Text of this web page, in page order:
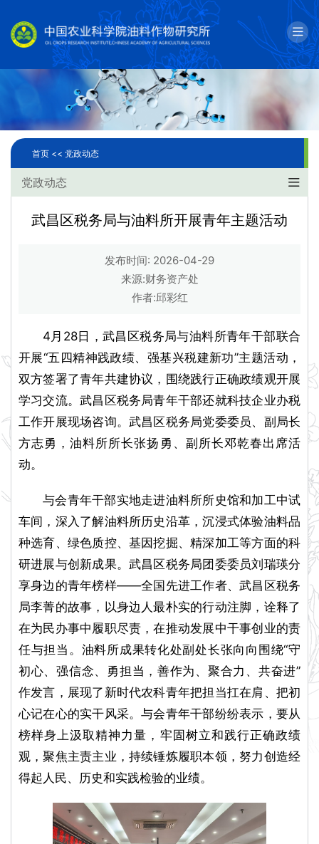
English 邮箱
科学研究
人才队伍
首页 << 党政动态
党政动态
武昌区税务局与油料所开展青年主题活动
发布时间: 2026-04-29
来源:财务资产处
作者:邱彩红
4月28日，武昌区税务局与油料所青年干部联合
开展“五四精神践政绩、强基兴税建新功”主题活动，
双方签署了青年共建协议，围绕践行正确政绩观开展
学习交流。武昌区税务局青年干部还就科技企业办税
工作开展现场咨询。武昌区税务局党委委员、副局长
方志勇，油料所所长张扬勇、副所长邓乾春出席活
动。
与会青年干部实地走进油料所所史馆和加工中试
车间，深入了解油料所历史沿革，沉浸式体验油料品
种选育、绿色质控、基因挖掘、精深加工等方面的科
研进展与创新成果。武昌区税务局团委委员刘瑞瑛分
享身边的青年榜样——全国先进工作者、武昌区税务
局李菁的故事，以身边人最朴实的行动注脚，诠释了
在为民办事中履职尽责，在推动发展中干事创业的责
任与担当。油料所成果转化处副处长张向向围绕“守
初心、强信念、勇担当，善作为、聚合力、共奋进”
作发言，展现了新时代农科青年把担当扛在肩、把初
心记在心的实干风采。与会青年干部纷纷表示，要从
榜样身上汲取精神力量，牢固树立和践行正确政绩
观，聚焦主责主业，持续锤炼履职本领，努力创造经
得起人民、历史和实践检验的业绩。